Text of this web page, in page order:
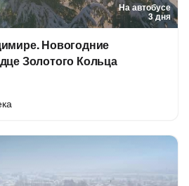
На автобусе
3 дня
Новогодние
Золотого Кольца